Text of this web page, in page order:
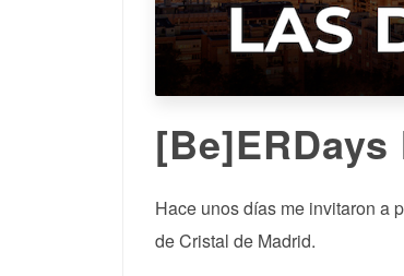
Hace unos días me invitaron a
de Cristal de Madrid.